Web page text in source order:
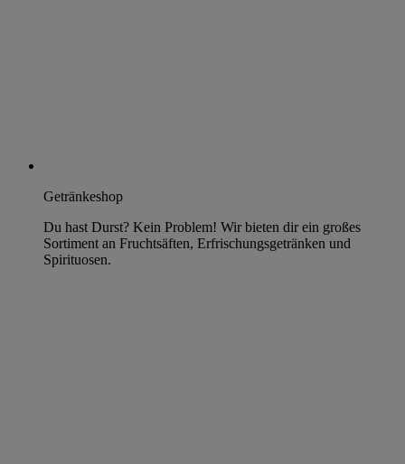
Getränkeshop
Du hast Durst? Kein Problem! Wir bieten dir ein großes
Sortiment an Fruchtsäften, Erfrischungsgetränken und
Spirituosen.